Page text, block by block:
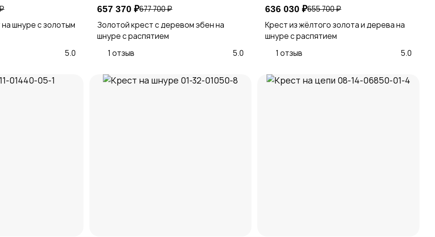
шнуре с золотым
5.0
657 370 ₽677 700 ₽
Золотой крест с деревом эбен на
шнуре с распятием
1 отзыв
5.0
636 030 ₽655 700 ₽
Крест из жёлтого золота и дерева на
шнуре с распятием
1 отзыв
5.0